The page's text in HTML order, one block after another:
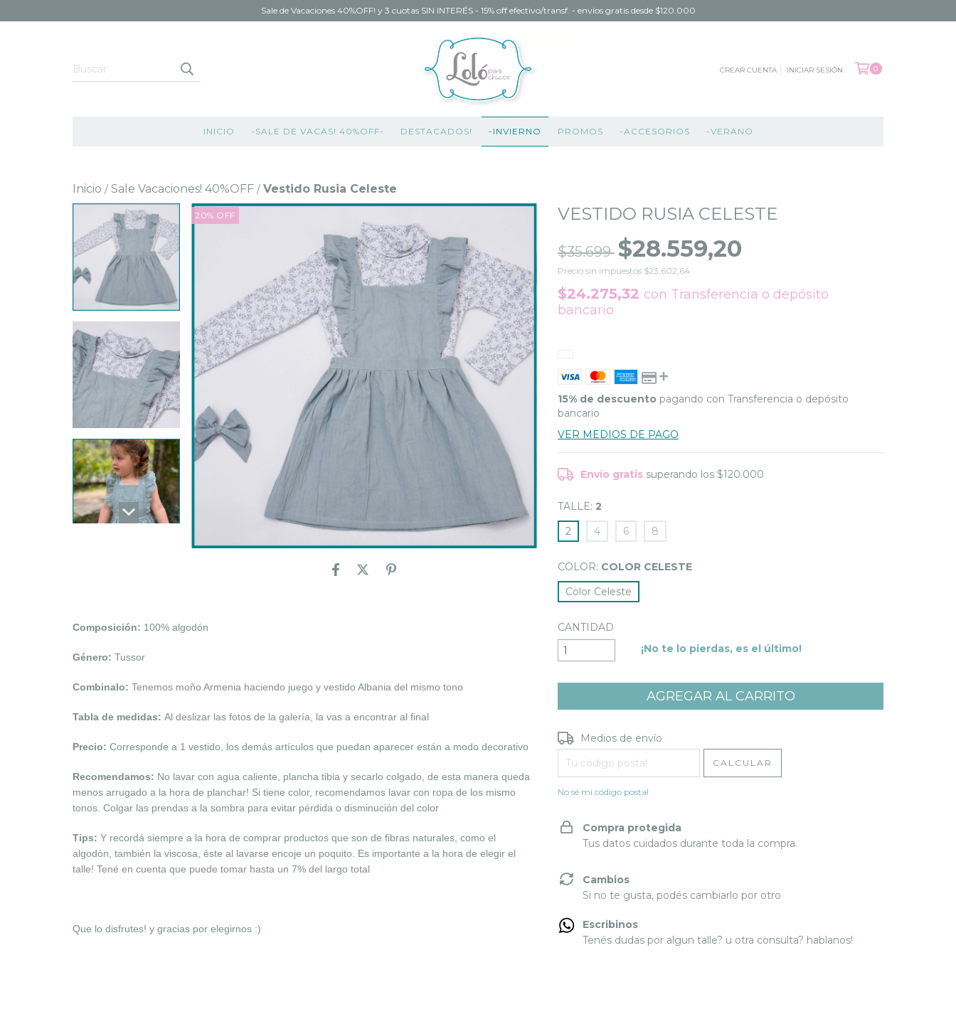
Sale de Vacaciones 40%OFF! y 3 cuotas SIN INTERÉS - 15% off efectivo/transf. - envíos gratis desde $120.000
CREAR CUENTA INICIAR SESIÓN 0
INICIO -SALE DE VACAS! 40%OFF- DESTACADOS! -INVIERNO PROMOS -ACCESORIOS -VERANO
Inicio / Sale Vacaciones! 40%OFF / Vestido Rusia Celeste
20% OFF
Composición: 100% algodón
Género: Tussor
Combinalo: Tenemos moño Armenia haciendo juego y vestido Albania del mismo tono
Tabla de medidas: Al deslizar las fotos de la galería, la vas a encontrar al final
Precio: Corresponde a 1 vestido, los demás artículos que puedan aparecer están a modo decorativo
Recomendamos: No lavar con agua caliente, plancha tibia y secarlo colgado, de esta manera queda
menos arrugado a la hora de planchar! Si tiene color, recomendamos lavar con ropa de los mismo
tonos. Colgar las prendas a la sombra para evitar pérdida o disminución del color
Tips: Y recordá siempre a la hora de comprar productos que son de fibras naturales, como el
algodón, también la viscosa, éste al lavarse encoje un poquito. Es importante a la hora de elegir el
talle! Tené en cuenta que puede tomar hasta un 7% del largo total
Que lo disfrutes! y gracias por elegirnos :)
VESTIDO RUSIA CELESTE
$35.699 $28.559,20
Precio sin impuestos $23.602,64
$24.275,32 con Transferencia o depósito
bancario
15% de descuento pagando con Transferencia o depósito
bancario
VER MEDIOS DE PAGO
Envío gratis superando los $120.000
TALLE: 2
2
4 6 8
COLOR: COLOR CELESTE
Color Celeste
CANTIDAD
¡No te lo pierdas, es el último!
Entregas para el CP:
Medios de envío
CALCULAR
No sé mi código postal
Compra protegida
Tus datos cuidados durante toda la compra.
Cambios
Si no te gusta, podés cambiarlo por otro
Escribinos
Tenés dudas por algun talle? u otra consulta? hablanos!